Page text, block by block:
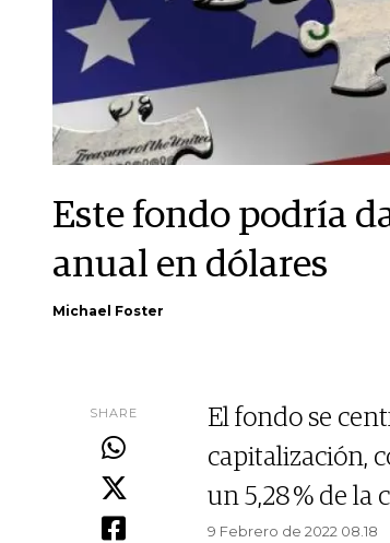
Este fondo podría
anual en dólares
Michael Foster
SHARE
El fondo se
capitalización,
un 5,28 % de la
9 Febrero de 2022 08.18